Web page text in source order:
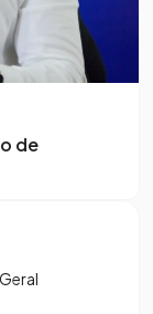
de
Geral